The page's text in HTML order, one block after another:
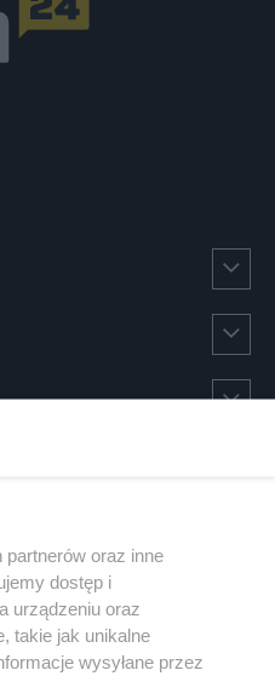
oraz inne
dostęp i
urządzeniu oraz
takie jak unikalne
wysyłane przez